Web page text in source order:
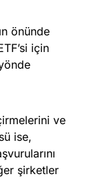
önünde
için
ve
ise,
şirketler